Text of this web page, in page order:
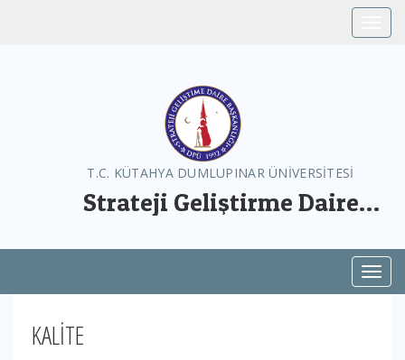
T.C. KÜTAHYA DUMLUPINAR ÜNİVERSİTESİ
Strateji Geliştirme Daire
KALİTE